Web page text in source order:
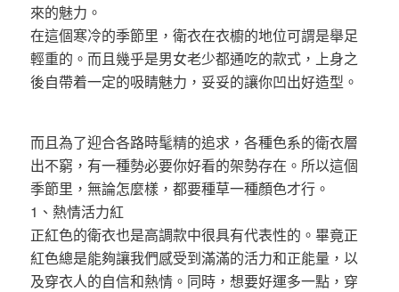
來的魅力。
在這個寒冷的季節里，衛衣在衣櫥的地位可謂是舉足
輕重的。而且幾乎是男女老少都通吃的款式，上身之
後自帶着一定的吸睛魅力，妥妥的讓你凹出好造型。
而且為了迎合各路時髦精的追求，各種色系的衛衣層
出不窮，有一種勢必要你好看的架勢存在。所以這個
季節里，無論怎麼樣，都要種草一種顏色才行。
1、熱情活力紅
正紅色的衛衣也是高調款中很具有代表性的。畢竟正
紅色總是能夠讓我們感受到滿滿的活力和正能量，以
及穿衣人的自信和熱情。同時，想要好運多一點，穿